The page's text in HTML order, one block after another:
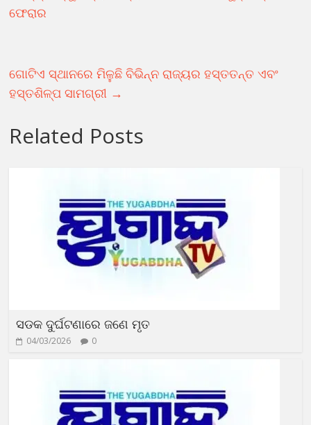
ଫେରାର
ଗୋଟିଏ ସ୍ଥାନରେ ମିଳୁଛି ବିଭିନ୍ନ ରାଜ୍ୟର ହସ୍ତତନ୍ତ ଏବଂ
ହସ୍ତଶିଳ୍ପ ସାମଗ୍ରୀ →
Related Posts
ସଡକ ଦୁର୍ଘଟଣାରେ ଜଣେ ମୃତ
04/03/2026 0